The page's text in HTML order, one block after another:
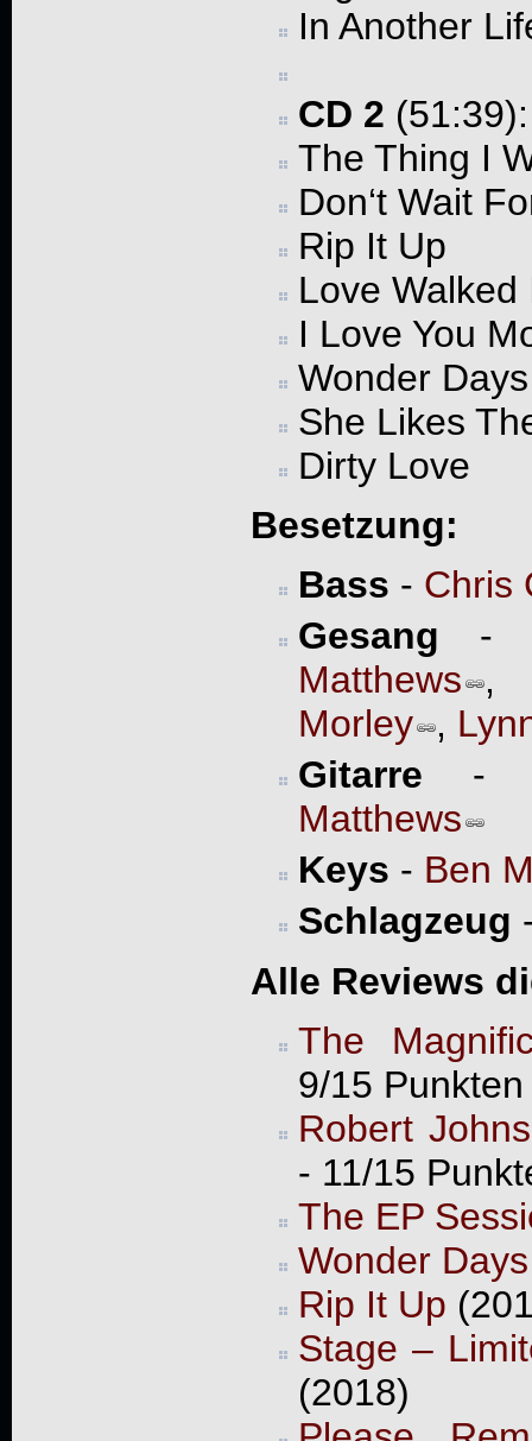
In Another
CD 2 (51:39):
The Thing I
Don‘t Wait
Rip It Up
Love Walked
I Love You
Wonder Days
She Likes
Dirty Love
Besetzung:
Bass - Chris
Gesang -
Matthews
Morley ,
Gitarre
Matthews
Keys - Ben
Schlagzeug
Alle Reviews
The
9/15 Punkten
Robert
- 11/15
The EP
Wonder Days
Rip It Up
Stage –
(2018)